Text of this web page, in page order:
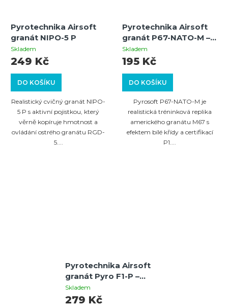
Pyrotechnika Airsoft
granát NIPO-5 P
Skladem
DO KOŠÍKU
249 Kč
Realistický cvičný granát NIPO-
5 P s aktivní pojistkou, který
věrně kopíruje hmotnost a
ovládání ostrého granátu RGD-
5....
Pyrotechnika Airsoft
granát P67-NATO-M –
simulační a cvičný
granát (pigment bílá
Skladem
DO KOŠÍKU
195 Kč
Pyrosoft P67-NATO-M je
realistická tréninková replika
amerického granátu M67 s
efektem bílé křídy a certifikací
P1....
Pyrotechnika Airsoft
granát Pyro F1-P –
cvičný granát s
efektem silné exploze
Skladem
279 Kč